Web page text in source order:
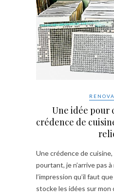
Une idée pour
crédence de
Une crédence de
pourtant, je n’arrive pas à
l’impression qu’il faut
stocke les idées sur